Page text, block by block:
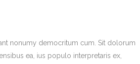
nonumy democritum cum. Sit dolorum
ea, ius populo interpretaris ex,